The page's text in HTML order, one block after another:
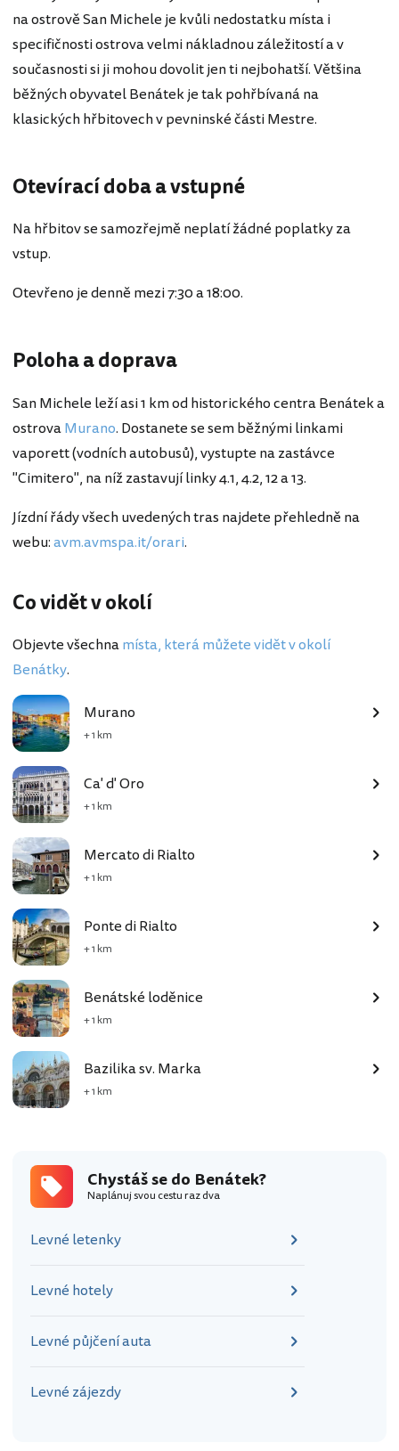
na ostrově San Michele je kvůli nedostatku místa i
specifičnosti ostrova velmi nákladnou záležitostí a v
současnosti si ji mohou dovolit jen ti nejbohatší. Většina
běžných obyvatel Benátek je tak pohřbívaná na
klasických hřbitovech v pevninské části Mestre.
Otevírací doba a vstupné
Na hřbitov se samozřejmě neplatí žádné poplatky za
vstup.
Otevřeno je denně mezi 7:30 a 18:00.
Poloha a doprava
San Michele leží asi 1 km od historického centra Benátek a
ostrovaMurano. Dostanete se sem běžnými linkami
vaporett (vodních autobusů), vystupte na zastávce
"Cimitero", na níž zastavují linky 4.1, 4.2, 12 a 13.
Jízdní řády všech uvedených tras najdete přehledně na
webu:avm.avmspa.it/orari.
Co vidět v okolí
Objevte všechnamísta, která můžete vidět v okolí
Benátky.
Murano
+ 1 km
Ca' d' Oro
+ 1 km
Mercato di Rialto
+ 1 km
Ponte di Rialto
+ 1 km
Benátské loděnice
+ 1 km
Bazilika sv. Marka
+ 1 km
Chystáš se do Benátek?
Naplánuj svou cestu raz dva
Levné letenky
Levné hotely
Levné půjčení auta
Levné zájezdy